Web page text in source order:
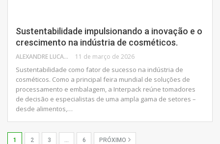
Sustentabilidade impulsionando a inovação e o
crescimento na indústria de cosméticos.
ALEXANDRE LUCAS 11 de março de 2026
Sustentabilidade como fator de sucesso na indústria de
cosméticos. Como a principal feira mundial de soluções de
processamento e embalagem, a Interpack reúne tomadores
de decisão e especialistas de uma ampla gama de setores –
desde alimentos,…
1 2 3 … 6 PRÓXIMO